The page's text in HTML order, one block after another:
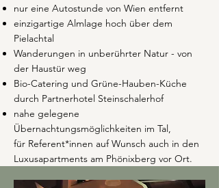
nur eine Autostunde von Wien entfernt
einzigartige Almlage hoch über dem
Pielachtal
Wanderungen in unberührter Natur - von
der Haustür weg
Bio-Catering und Grüne-Hauben-Küche
durch Partnerhotel Steinschalerhof
nahe gelegene
Übernachtungsmöglichkeiten im Tal,
für Referent*innen auf Wunsch auch in den
Luxusapartments am Phönixberg vor Ort.